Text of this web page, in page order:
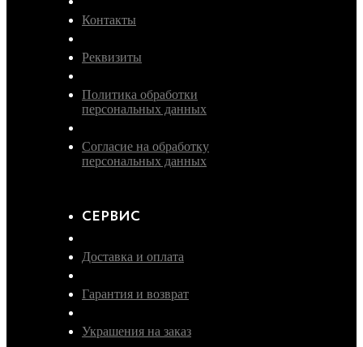
Контакты
Реквизиты
Политика обработки
персональных данных
Согласие на обработку
персональных данных
СЕРВИС
Доставка и оплата
Гарантия и возврат
Украшения на заказ